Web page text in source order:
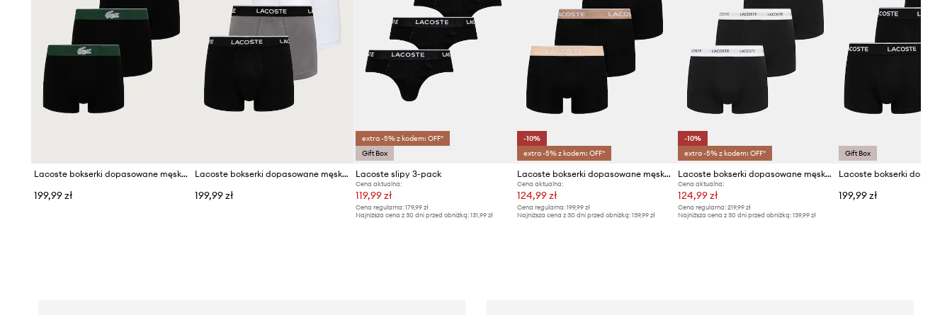
Lacoste bokserki dopasowane męskie bawełniane z elastanem 3-pack
199,99 zł
Lacoste bokserki dopasowane męskie bawełniane z elastanem 3-pack
199,99 zł
extra -5% z kodem: OFF*
Gift Box
Lacoste slipy 3-pack
Cena aktualna:
119,99 zł
Cena regularna: 179,99 zł
Najniższa cena z 30 dni przed obniżką: 131,99 zł
-10%
extra -5% z kodem: OFF*
Lacoste bokserki dopasowane męskie bawełniane z elastanem 3-pack
Cena aktualna:
124,99 zł
Cena regularna: 199,99 zł
Najniższa cena z 30 dni przed obniżką: 139,99 zł
-10%
extra -5% z kodem: OFF*
Lacoste bokserki dopasowane męskie bawełniane z elastanem 3-pack
Cena aktualna:
124,99 zł
Cena regularna:219,99 zł
Najniższa cena z 30 dni przed obniżką:139,99 zł
Gift Box
199,99 zł